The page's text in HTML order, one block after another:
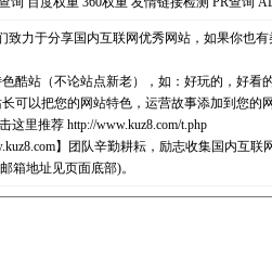
致力于分享国内互联网优秀网站，如果你也
酷站（不论站点新老），如：好玩的，好
可以把您的网站特色，运营故事添加到您
这里推荐 http://www.kuz8.com/t.php
】团队辛勤耕耘，励志收集国内互
箱地址见页面底部)。